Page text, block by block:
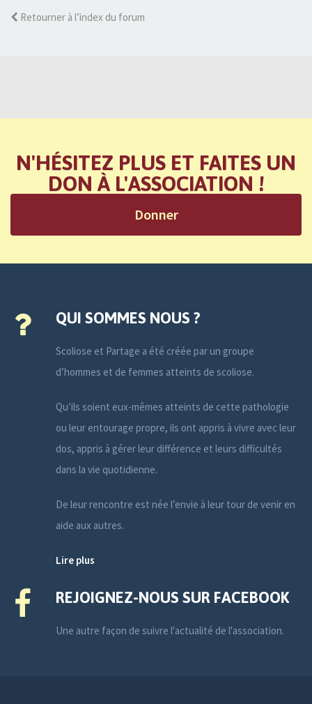
Retourner à l’index du forum
N'HÉSITEZ PLUS ET FAITES UN
DON À L'ASSOCIATION !
Donner
QUI SOMMES NOUS ?
Scoliose et Partage a été créée par un groupe
d’hommes et de femmes atteints de scoliose.
Qu’ils soient eux-mêmes atteints de cette pathologie
ou leur entourage propre, ils ont appris à vivre avec leur
dos, appris à gérer leur différence et leurs difficultés
dans la vie quotidienne.
De leur rencontre est née l’envie à leur tour de venir en
aide aux autres.
Lire plus
REJOIGNEZ-NOUS SUR FACEBOOK
Une autre façon de suivre l'actualité de l'association.